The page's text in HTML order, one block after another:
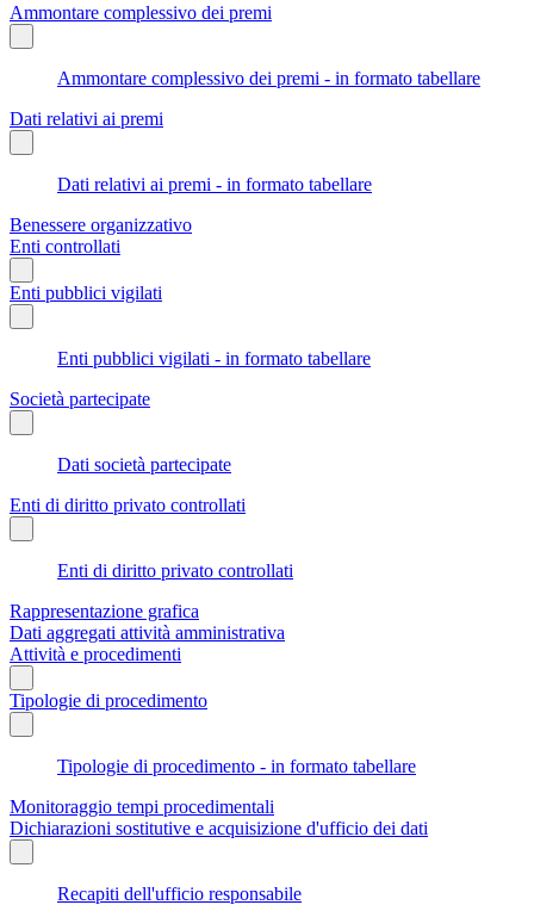
Ammontare complessivo dei premi
Ammontare complessivo dei premi - in formato tabellare
Dati relativi ai premi
Dati relativi ai premi - in formato tabellare
Benessere organizzativo
Enti controllati
Enti pubblici vigilati
Enti pubblici vigilati - in formato tabellare
Società partecipate
Dati società partecipate
Enti di diritto privato controllati
Enti di diritto privato controllati
Rappresentazione grafica
Dati aggregati attività amministrativa
Attività e procedimenti
Tipologie di procedimento
Tipologie di procedimento - in formato tabellare
Monitoraggio tempi procedimentali
Dichiarazioni sostitutive e acquisizione d'ufficio dei dati
Recapiti dell'ufficio responsabile